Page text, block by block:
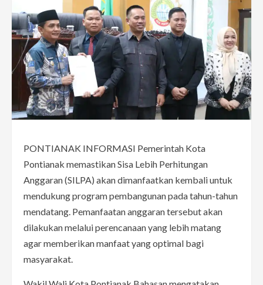
PONTIANAK INFORMASI Pemerintah Kota
Pontianak memastikan Sisa Lebih Perhitungan
Anggaran (SILPA) akan dimanfaatkan kembali untuk
mendukung program pembangunan pada tahun-tahun
mendatang. Pemanfaatan anggaran tersebut akan
dilakukan melalui perencanaan yang lebih matang
agar memberikan manfaat yang optimal bagi
masyarakat.